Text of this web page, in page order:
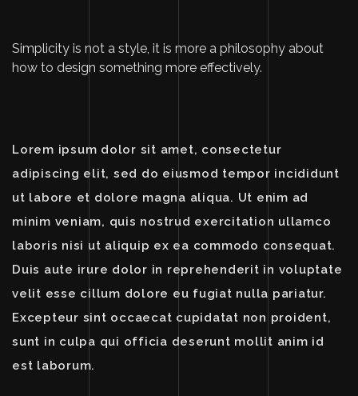
Simplicity is not a style, it is more a philosophy about
how to design something more effectively.
Lorem ipsum dolor sit amet, consectetur
adipiscing elit, sed do eiusmod tempor incididunt
ut labore et dolore magna aliqua. Ut enim ad
minim veniam, quis nostrud exercitation ullamco
laboris nisi ut aliquip ex ea commodo consequat.
Duis aute irure dolor in reprehenderit in voluptate
velit esse cillum dolore eu fugiat nulla pariatur.
Excepteur sint occaecat cupidatat non proident,
sunt in culpa qui officia deserunt mollit anim id
est laborum.